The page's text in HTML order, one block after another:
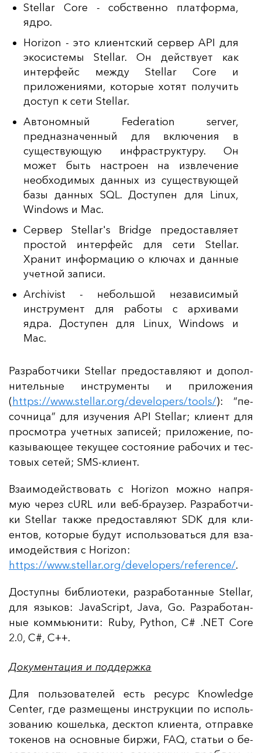
Stellar Core - собственно платформа,
ядро.
Horizon - это клиентский сервер API для
экосистемы Stellar. Он действует как
интерфейс между Stellar Core и
приложениями, которые хотят получить
доступ к сети Stellar.
Автономный Federation server,
предназначенный для включения в
существующую инфраструктуру. Он
может быть настроен на извлечение
необходимых данных из существующей
базы данных SQL. Доступен для Linux,
Windows и Mac.
Сервер Stellar's Bridge предоставляет
простой интерфейс для сети Stellar.
Хранит информацию о ключах и данные
учетной записи.
Archivist - небольшой независимый
инструмент для работы с архивами
ядра. Доступен для Linux, Windows и
Mac.
Раз­ра­бот­чи­ки Stellar пре­дос­тав­ля­ют и до­пол­
ни­тель­ные инс­тру­мен­ты и при­ло­же­ния
(https://www.stellar.org/developers/tools/): “пе­
соч­ни­ца” для изу­че­ния API Stellar; кли­ент для
прос­мот­ра учет­ных за­пи­сей; при­ло­же­ние, по­
ка­зы­ва­ющее те­ку­щее сос­то­яние ра­бо­чих и тес­
то­вых се­тей; SMS-кли­ент.
Вза­имо­дей­ство­вать с Horizon мож­но нап­ря­
мую че­рез cURL или веб-бра­узер. Раз­ра­бот­чи­
ки Stellar так­же пре­дос­тав­ля­ют SDK для кли­
ен­тов, ко­то­рые бу­дут ис­поль­зо­вать­ся для вза­
имо­дей­ствия с Horizon:
https://www.stellar.org/developers/reference/.
Дос­туп­ны биб­ли­оте­ки, раз­ра­бо­тан­ные Stellar,
для язы­ков: JavaScript, Java, Go. Раз­ра­бо­тан­
ные коммь­юни­ти: Ruby, Python, C# .NET Core
2.0, C#, C++.
Документация и поддержка
Для поль­зо­ва­те­лей есть ре­сурс Knowledge
Center, где раз­ме­ще­ны инс­трук­ции по ис­поль­
зо­ва­нию ко­шель­ка, дес­ктоп кли­ен­та, от­прав­ке
то­ке­нов на ос­нов­ные бир­жи, FAQ, статьи о бе­